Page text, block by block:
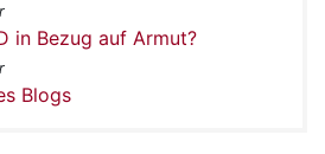
in Bezug auf Armut?
Blogs